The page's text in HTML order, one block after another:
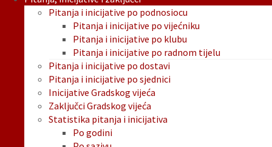
Pitanja i inicijative po podnosiocu
Pitanja i inicijative po vijećniku
Pitanja i inicijative po klubu
Pitanja i inicijative po radnom tijelu
Pitanja i inicijative po dostavi
Pitanja i inicijative po sjednici
Inicijative Gradskog vijeća
Zaključci Gradskog vijeća
Statistika pitanja i inicijativa
Po godini